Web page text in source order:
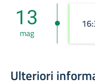
13
mag
Ulteriori